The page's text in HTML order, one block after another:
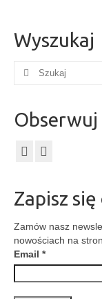
Wyszukaj
Szuklaj
Obserwuj
Zapisz
Zamów nasz
nowościach na
Email *